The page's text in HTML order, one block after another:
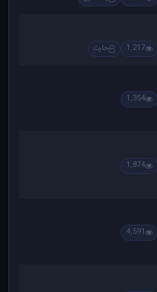
1,217 حارث
1,354
1,874
4,591